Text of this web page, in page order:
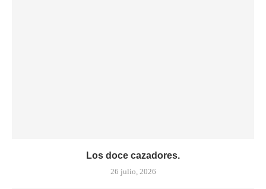
Los doce cazadores.
26 julio, 2026